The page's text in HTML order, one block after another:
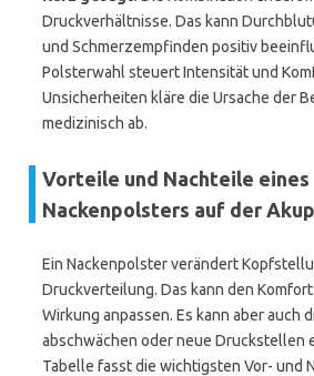
Druckverhältnisse. Das kann
und Schmerzempfinden positiv
Polsterwahl steuert Intensität und
Unsicherheiten kläre die Ursache der
medizinisch ab.
Vorteile und Nachteile eines
Nackenpolsters auf der
Ein Nackenpolster verändert
Druckverteilung. Das kann den
Wirkung anpassen. Es kann aber auch
abschwächen oder neue Druckstellen
Tabelle fasst die wichtigsten Vor- und